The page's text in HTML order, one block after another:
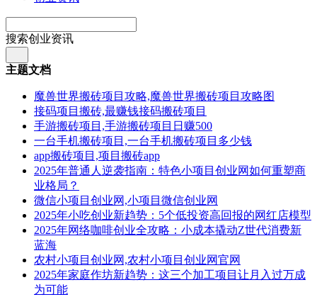
搜索创业资讯
主题文档
魔兽世界搬砖项目攻略,魔兽世界搬砖项目攻略图
接码项目搬砖,最赚钱接码搬砖项目
手游搬砖项目,手游搬砖项目日赚500
一台手机搬砖项目,一台手机搬砖项目多少钱
app搬砖项目,项目搬砖app
2025年普通人逆袭指南：特色小项目创业网如何重塑商
业格局？
微信小项目创业网,小项目微信创业网
2025年小吃创业新趋势：5个低投资高回报的网红店模型
2025年网络咖啡创业全攻略：小成本撬动Z世代消费新
蓝海
农村小项目创业网,农村小项目创业网官网
2025年家庭作坊新趋势：这三个加工项目让月入过万成
为可能